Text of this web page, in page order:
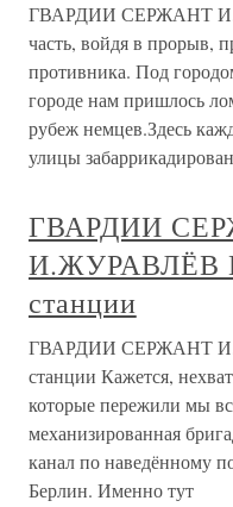
ГВАРДИИ СЕРЖАНТ
часть, войдя в прорыв,
противника. Под
городе нам пришлось
рубеж немцев.Здесь
улицы
ГВАРДИИ
И.ЖУРАВЛЁВ
станции
ГВАРДИИ СЕРЖАНТ
станции Кажется,
которые пережили мы
механизированная
канал по наведённому
Берлин. Именно тут